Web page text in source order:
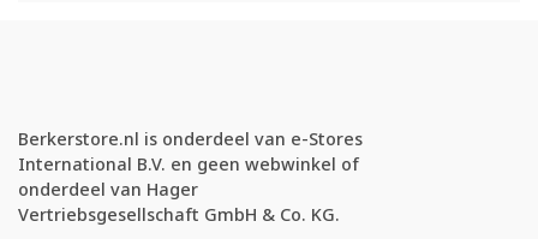
Berkerstore.nl is onderdeel van e-Stores
International B.V. en geen webwinkel of
onderdeel van Hager
Vertriebsgesellschaft GmbH & Co. KG.